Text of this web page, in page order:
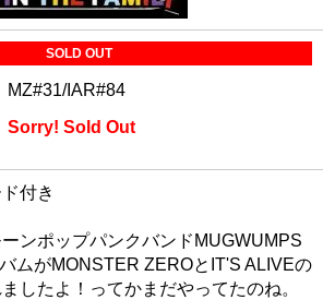
SOLD OUT
MZ#31/IAR#84
Sorry! Sold Out
付き
ンポップパンクバンドMUGWUMPS
ムがMONSTER ZEROとIT'S ALIVEの
したよ！ってかまだやってたのね。